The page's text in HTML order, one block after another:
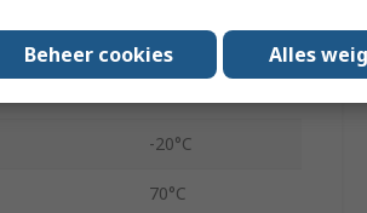
Steel
-20°C
70°C
Beheer cookies Alles